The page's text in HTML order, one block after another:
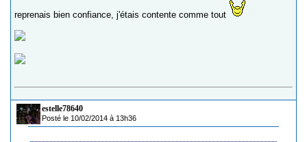
reprenais bien confiance, j'étais contente comme tout
estelle78640
Posté le 10/02/2014 à 13h36